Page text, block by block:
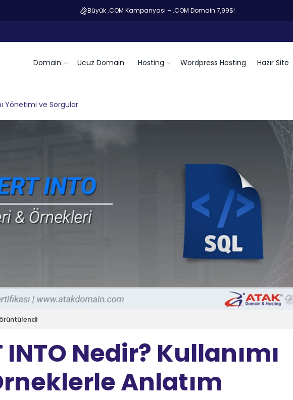
Büyük .COM Kampanyası – .COM Domain 7,99$!
Domain Ucuz Domain Hosting Wordpress Hosting Hazır Site
Yönetimi ve Sorgular
INTO Nedir? Kullanımı
Anlatım